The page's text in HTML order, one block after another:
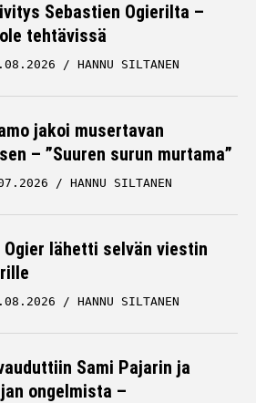
Sebastien Ogierilta –
tehtävissä
HANNU SILTANEN
jakoi musertavan
– ”Suuren surun murtama”
HANNU SILTANEN
Ogier lähetti selvän viestin
HANNU SILTANEN
Sami Pajarin ja
ongelmista –